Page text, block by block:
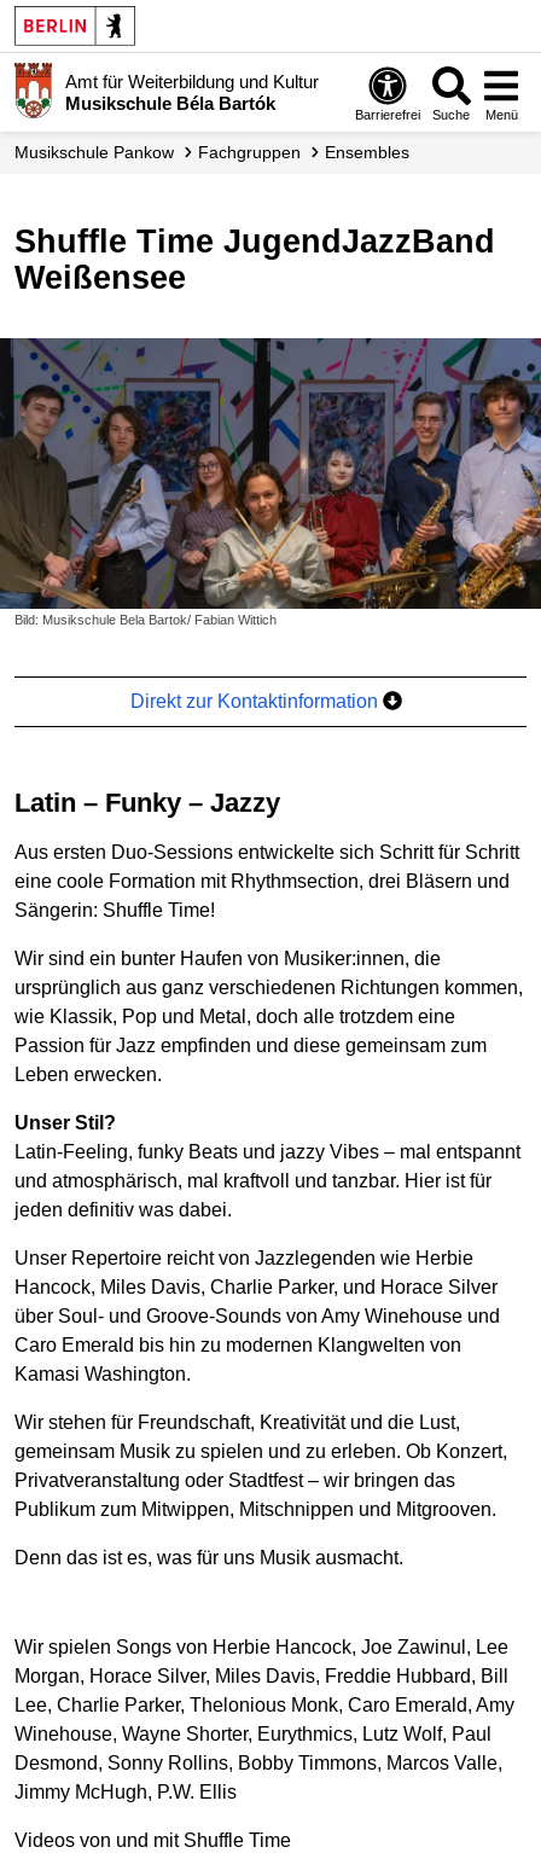
Amt für Weiterbildung und Kultur
Musikschule Béla Bartók
Barrierefrei Suche Menü
Musikschule Pankow Fachgruppen Ensembles
Shuffle Time JugendJazzBand
Weißensee
Bild: Musikschule Bela Bartok/ Fabian Wittich
Direkt zur Kontaktinformation
Latin – Funky – Jazzy
Aus ersten Duo-Sessions entwickelte sich Schritt für Schritt
eine coole Formation mit Rhythmsection, drei Bläsern und
Sängerin: Shuffle Time!
Wir sind ein bunter Haufen von Musiker:innen, die
ursprünglich aus ganz verschiedenen Richtungen kommen,
wie Klassik, Pop und Metal, doch alle trotzdem eine
Passion für Jazz empfinden und diese gemeinsam zum
Leben erwecken.
Unser Stil?
Latin-Feeling, funky Beats und jazzy Vibes – mal entspannt
und atmosphärisch, mal kraftvoll und tanzbar. Hier ist für
jeden definitiv was dabei.
Unser Repertoire reicht von Jazzlegenden wie Herbie
Hancock, Miles Davis, Charlie Parker, und Horace Silver
über Soul- und Groove-Sounds von Amy Winehouse und
Caro Emerald bis hin zu modernen Klangwelten von
Kamasi Washington.
Wir stehen für Freundschaft, Kreativität und die Lust,
gemeinsam Musik zu spielen und zu erleben. Ob Konzert,
Privatveranstaltung oder Stadtfest – wir bringen das
Publikum zum Mitwippen, Mitschnippen und Mitgrooven.
Denn das ist es, was für uns Musik ausmacht.
Wir spielen Songs von Herbie Hancock, Joe Zawinul, Lee
Morgan, Horace Silver, Miles Davis, Freddie Hubbard, Bill
Lee, Charlie Parker, Thelonious Monk, Caro Emerald, Amy
Winehouse, Wayne Shorter, Eurythmics, Lutz Wolf, Paul
Desmond, Sonny Rollins, Bobby Timmons, Marcos Valle,
Jimmy McHugh, P.W. Ellis
Videos von und mit Shuffle Time